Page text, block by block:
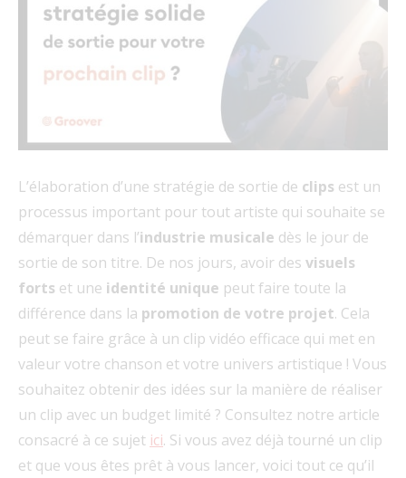
L’élaboration d’une stratégie de sortie de clips est un
processus important pour tout artiste qui souhaite se
démarquer dans l’industrie musicale dès le jour de
sortie de son titre. De nos jours, avoir des visuels
forts et une identité unique peut faire toute la
différence dans la promotion de votre projet. Cela
peut se faire grâce à un clip vidéo efficace qui met en
valeur votre chanson et votre univers artistique ! Vous
souhaitez obtenir des idées sur la manière de réaliser
un clip avec un budget limité ? Consultez notre article
consacré à ce sujet ici. Si vous avez déjà tourné un clip
et que vous êtes prêt à vous lancer, voici tout ce qu’il